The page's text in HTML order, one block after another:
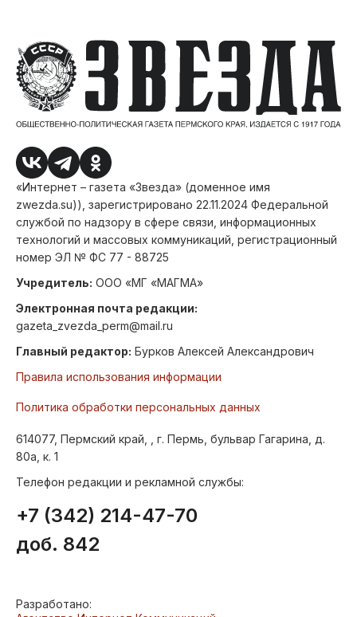
«Интернет – газета «Звезда» (доменное имя
zwezda.su)), зарегистрировано 22.11.2024 Федеральной
службой по надзору в сфере связи, информационных
технологий и массовых коммуникаций, регистрационный
номер ЭЛ № ФС 77 - 88725
Учредитель: ООО «МГ «МАГМА»
Электронная почта редакции:
gazeta_zvezda_perm@mail.ru
Главный редактор: Бурков Алексей Александрович
Правила использования информации
Политика обработки персональных данных
614077, Пермский край, , г. Пермь, бульвар Гагарина, д.
80а, к. 1
Телефон редакции и рекламной службы:
+7 (342) 214-47-70
доб. 842
Разработано: